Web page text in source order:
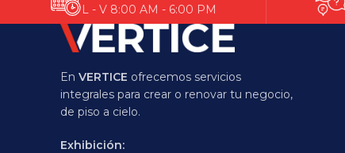
L - V 8:00 AM - 6:00 PM
En VERTICE ofrecemos servicios
integrales para crear o renovar tu negocio,
de piso a cielo.
Exhibición: